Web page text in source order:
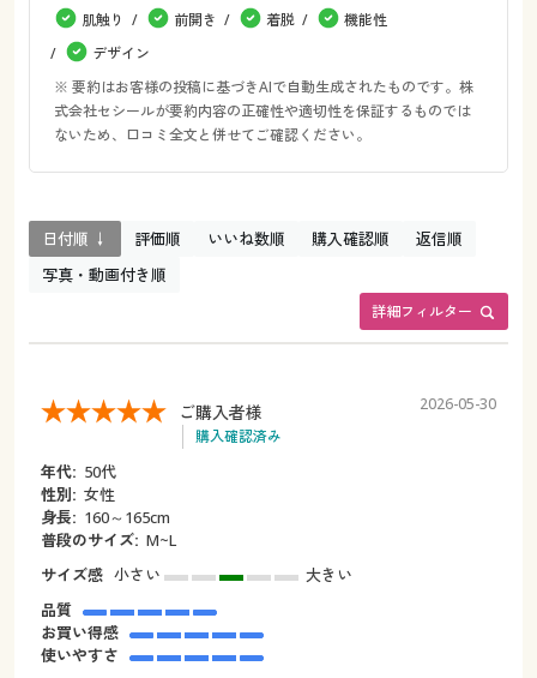
肌触り 前開き 着脱
機能性
デザイン
※ 要約はお客様の投稿に基づきAIで自動生成されたものです。株
式会社セシールが要約内容の正確性や適切性を保証するものでは
ないため、口コミ全文と併せてご確認ください。
詳細フィルター
日付順 ↓ 評価順 いいね数順 購入確認順
返信順
写真・動画付き順
ご購入者様
購入確認済み
2026-05-30
年代: 50代
性別: 女性
身長: 160～165cm
普段のサイズ: M~L
サイズ感 小さい
大きい
品質
お買い得感
使いやすさ